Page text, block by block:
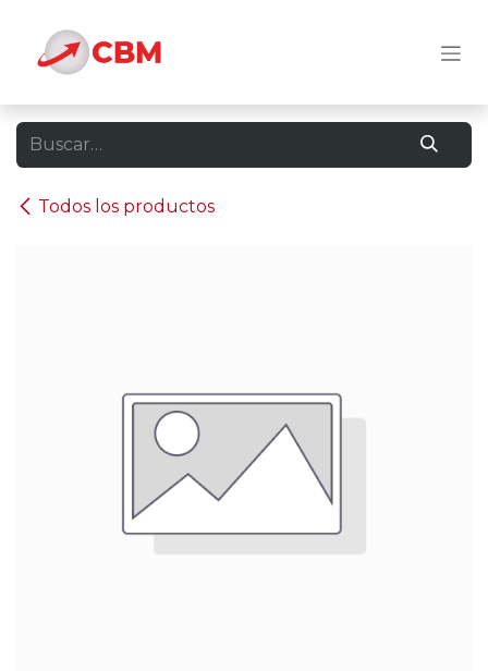
Todos los productos